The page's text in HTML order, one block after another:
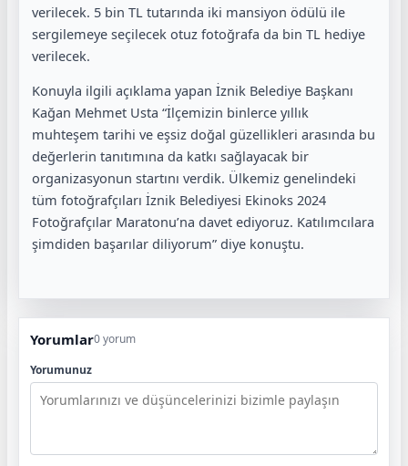
verilecek. 5 bin TL tutarında iki mansiyon ödülü ile
sergilemeye seçilecek otuz fotoğrafa da bin TL hediye
verilecek.
Konuyla ilgili açıklama yapan İznik Belediye Başkanı
Kağan Mehmet Usta “İlçemizin binlerce yıllık
muhteşem tarihi ve eşsiz doğal güzellikleri arasında bu
değerlerin tanıtımına da katkı sağlayacak bir
organizasyonun startını verdik. Ülkemiz genelindeki
tüm fotoğrafçıları İznik Belediyesi Ekinoks 2024
Fotoğrafçılar Maratonu’na davet ediyoruz. Katılımcılara
şimdiden başarılar diliyorum” diye konuştu.
Yorumlar0 yorum
Yorumunuz